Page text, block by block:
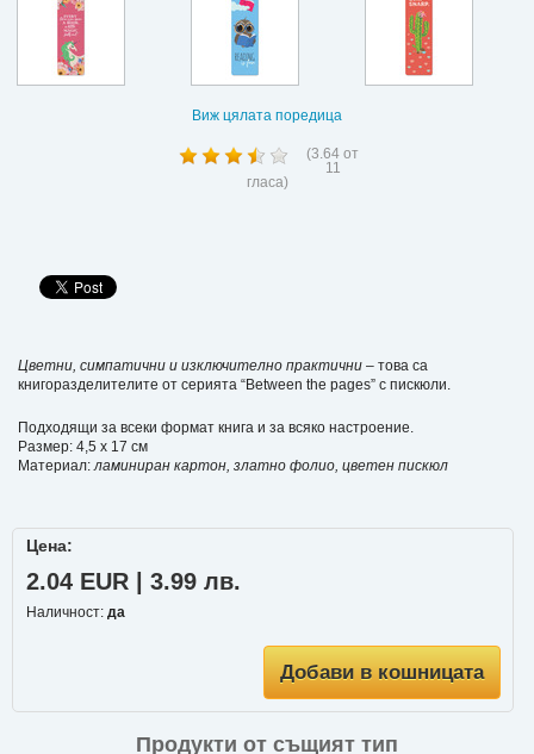
Виж цялата поредица
(3.64 от
11
гласа)
Цветни, симпатични и изключително практични – това са
книгоразделителите от серията “Between the pages” с пискюли.
Подходящи за всеки формат книга и за всяко настроение.
Размер: 4,5 х 17 см
Материал:ламиниран картон, златно фолио, цветен пискюл
Цена:
2.04 EUR | 3.99 лв.
Наличност: да
Добави в кошницата
Продукти от същият тип